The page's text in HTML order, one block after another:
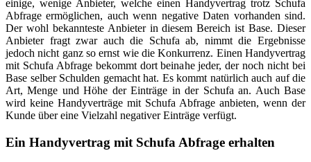
einige, wenige Anbieter, welche einen Handyvertrag trotz Schufa
Abfrage ermöglichen, auch wenn negative Daten vorhanden sind.
Der wohl bekannteste Anbieter in diesem Bereich ist Base. Dieser
Anbieter fragt zwar auch die Schufa ab, nimmt die Ergebnisse
jedoch nicht ganz so ernst wie die Konkurrenz. Einen Handyvertrag
mit Schufa Abfrage bekommt dort beinahe jeder, der noch nicht bei
Base selber Schulden gemacht hat. Es kommt natürlich auch auf die
Art, Menge und Höhe der Einträge in der Schufa an. Auch Base
wird keine Handyverträge mit Schufa Abfrage anbieten, wenn der
Kunde über eine Vielzahl negativer Einträge verfügt.
Ein Handyvertrag mit Schufa Abfrage erhalten